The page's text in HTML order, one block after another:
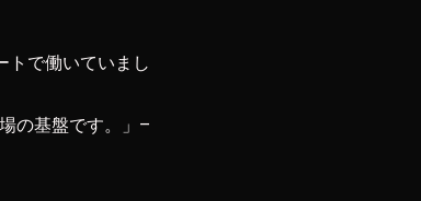
トで働いていまし
の基盤です。」–